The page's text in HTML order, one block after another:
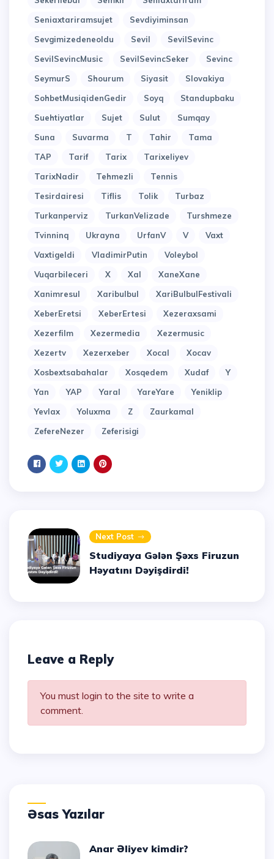
Seniaxtariramsujet
Sevdiyiminsan
Sevgimizedeneoldu
Sevil
SevilSevinc
SevilSevincMusic
SevilSevincSeker
Sevinc
SeymurS
Shourum Siyasit
Slovakiya
SohbetMusiqidenGedir
Soyq
Standupbaku
Suehtiyatlar
Sujet Sulut
Sumqay
Suna
Suvarma T Tahir
Tama
TAP
Tarif Tarix
Tarixeliyev
TarixNadir
Tehmezli
Tennis
Tesirdairesi
Tiflis Tolik
Turbaz
Turkanperviz
TurkanVelizade
Turshmeze
Tvinninq
Ukrayna UrfanV V
Vaxt
Vaxtigeldi
VladimirPutin
Voleybol
Vuqarbileceri
X Xal
XaneXane
Xanimresul
Xaribulbul
XariBulbulFestivali
XeberEretsi
XeberErtesi
Xezeraxsami
Xezerfilm
Xezermedia
Xezermusic
Xezertv
Xezerxeber Xocal
Xocav
Xosbextsabahalar
Xosqedem Xudaf
Y
Yan
YAP Yaral YareYare
Yeniklip
Yevlax
Yoluxma Z
Zaurkamal
ZefereNezer
Zeferisigi
Next Post
Studiyaya Gələn Şəxs Firuzun
Həyatını Dəyişdirdi!
Leave a Reply
You must login to the site to write a
comment.
Əsas Yazılar
Anar Əliyev kimdir?